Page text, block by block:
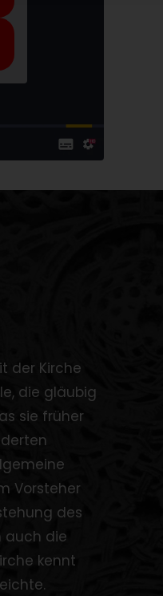
der Kirche
die gläubig
sie früher
Vorsteher
des
auch die
kennt